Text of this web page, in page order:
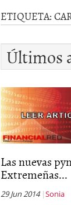
Si
ETIQUETA:
Últimos
Las nuevas
Extremeñas...
29 Jun 2014 Sonia